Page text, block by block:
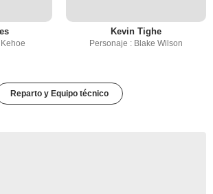
Kevin Tighe
Personaje : Blake Wilson
Reparto y Equipo técnico